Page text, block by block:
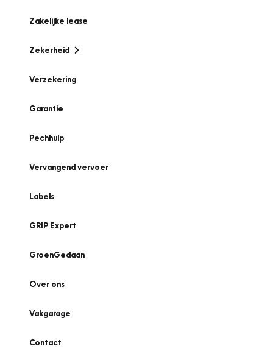
Zakelijke lease
Zekerheid
Verzekering
Garantie
Pechhulp
Vervangend vervoer
Labels
GRIP Expert
GroenGedaan
Over ons
Vakgarage
Contact